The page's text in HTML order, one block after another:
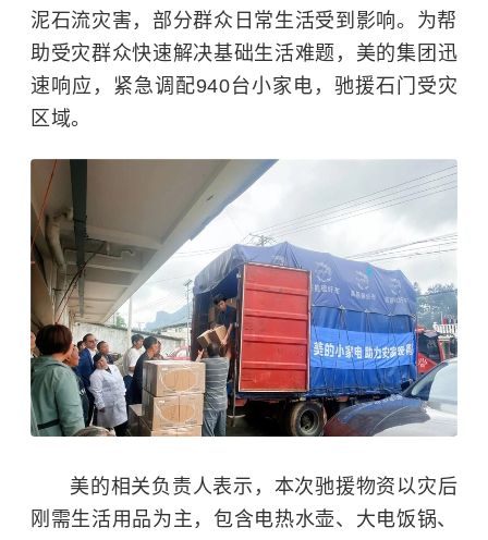
泥石流灾害，部分群众日常生活受到影响。为帮
助受灾群众快速解决基础生活难题， 美的集团 迅
速响应，紧急调配940台小家电，驰援石门受灾
区域。
美的相关负责人表示，本次驰援物资以灾后
刚需生活用品为主，包含电热水壶、大电饭锅、